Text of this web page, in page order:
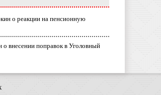
о реакции на пенсионную
внесении поправок в Уголовный